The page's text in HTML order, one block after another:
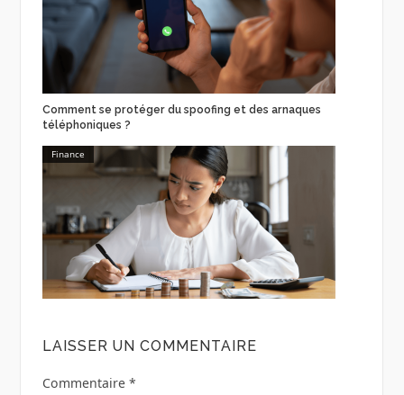
Comment se protéger du spoofing et des arnaques
téléphoniques ?
Finance
LAISSER UN COMMENTAIRE
Commentaire *